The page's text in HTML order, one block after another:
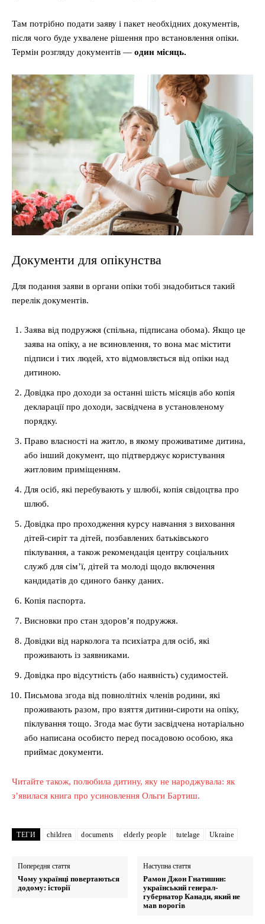
Там потрібно подати заяву і пакет необхідних документів,
після чого буде ухвалене рішення про встановлення опіки.
Термін розгляду документів — один місяць.
Документи для опікунства
Для подання заяви в органи опіки тобі знадобиться такий
перелік документів.
Заява від подружжя (спільна, підписана обома). Якщо це
заява на опіку, а не всиновлення, то вона має містити
підписи і тих людей, хто відмовляється від опіки над
дитиною.
Довідка про доходи за останні шість місяців або копія
декларації про доходи, засвідчена в установленому
порядку.
Право власності на житло, в якому проживатиме дитина,
або інший документ, що підтверджує користування
житловим приміщенням.
Для осіб, які перебувають у шлюбі, копія свідоцтва про
шлюб.
Довідка про проходження курсу навчання з виховання
дітей-сиріт та дітей, позбавлених батьківського
піклування, а також рекомендація центру соціальних
служб для сім’ї, дітей та молоді щодо включення
кандидатів до єдиного банку даних.
Копія паспорта.
Висновки про стан здоров’я подружжя.
Довідки від нарколога та психіатра для осіб, які
проживають із заявниками.
Довідка про відсутність (або наявність) судимостей.
Письмова згода від повнолітніх членів родини, які
проживають разом, про взяття дитини-сироти на опіку,
піклування тощо. Згода має бути засвідчена нотаріально
або написана особисто перед посадовою особою, яка
приймає документи.
Читайте також, полюбила дитину, яку не народжувала: як
зʼявилася книга про усиновлення Ольги Бартиш.
ТЕГИ children documents elderly people tutelage Ukraine
Попередня стаття
Чому українці повертаються
додому: історії
Наступна стаття
Рамон Джон Гнатишин:
український генерал-
губернатор Канади, який не
мав ворогів